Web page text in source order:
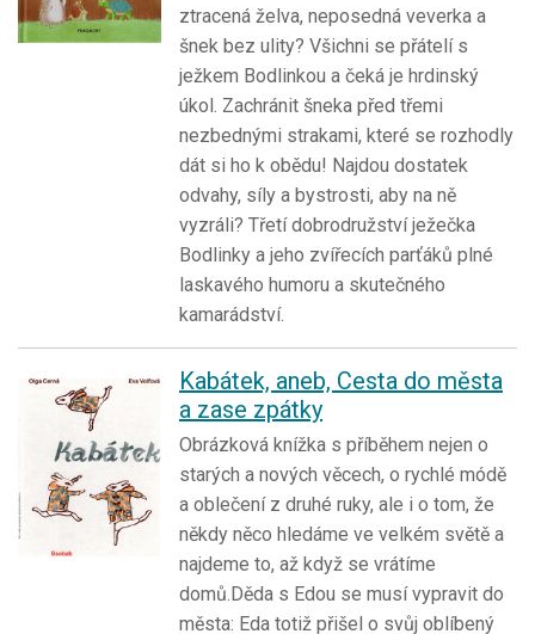
ztracená želva, neposedná veverka a
šnek bez ulity? Všichni se přátelí s
ježkem Bodlinkou a čeká je hrdinský
úkol. Zachránit šneka před třemi
nezbednými strakami, které se rozhodly
dát si ho k obědu! Najdou dostatek
odvahy, síly a bystrosti, aby na ně
vyzráli? Třetí dobrodružství ježečka
Bodlinky a jeho zvířecích parťáků plné
laskavého humoru a skutečného
kamarádství.
Kabátek, aneb, Cesta do města
a zase zpátky
Obrázková knížka s příběhem nejen o
starých a nových věcech, o rychlé módě
a oblečení z druhé ruky, ale i o tom, že
někdy něco hledáme ve velkém světě a
najdeme to, až když se vrátíme
domů.Děda s Edou se musí vypravit do
města: Eda totiž přišel o svůj oblíbený